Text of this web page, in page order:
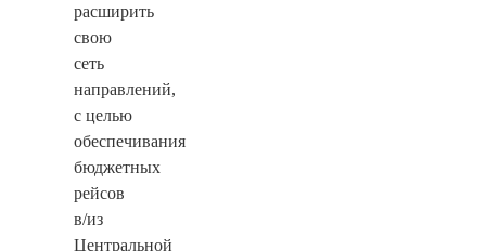
расширить
свою
сеть
направлений,
с целью
обеспечивания
бюджетных
рейсов
в/из
Центральной